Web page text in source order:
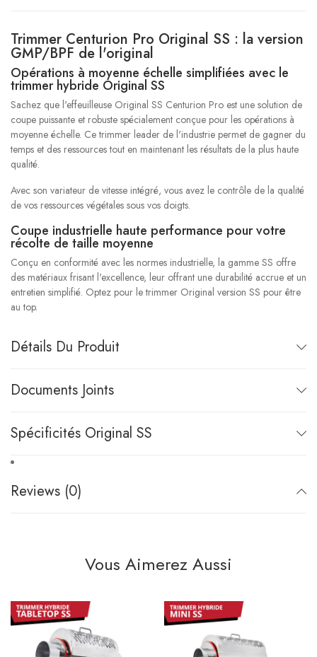
Trimmer Centurion Pro Original SS : la version
GMP/BPF de l'original
Opérations à moyenne échelle simplifiées avec le
trimmer hybride Original SS
Sachez que l'effeuilleuse Original SS Centurion Pro est une solution de
coupe puissante et robuste spécialement conçue pour les opérations à
moyenne échelle. Ce trimmer leader de l'industrie permet de gagner du
temps et des ressources tout en maintenant les résultats de la plus haute
qualité.
Avec son variateur de vitesse intégré, vous avez le contrôle de la qualité
de vos ressources végétales sous vos doigts.
Coupe industrielle haute performance pour votre
récolte de taille moyenne
Conçu en conformité avec les normes industrielle, la gamme SS offre
des matériaux frisant l'excellence, leur offrant une durabilité accrue et un
entretien simplifié. Optez pour le trimmer Original version SS pour être
au top.
Détails Du Produit
Documents Joints
Spécificités Original SS
Reviews (0)
Vous Aimerez Aussi